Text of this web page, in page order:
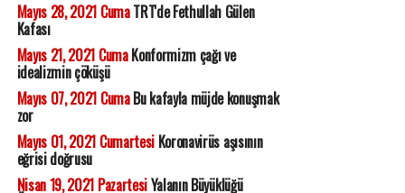
Mayıs 28, 2021 CumaTRT'de Fethullah Gülen
Kafası
Mayıs 21, 2021 CumaKonformizm çağı ve
idealizmin çöküşü
Mayıs 07, 2021 CumaBu kafayla müjde konuşmak
zor
Mayıs 01, 2021 CumartesiKoronavirüs aşısının
eğrisi doğrusu
Nisan 19, 2021 PazartesiYalanın Büyüklüğü